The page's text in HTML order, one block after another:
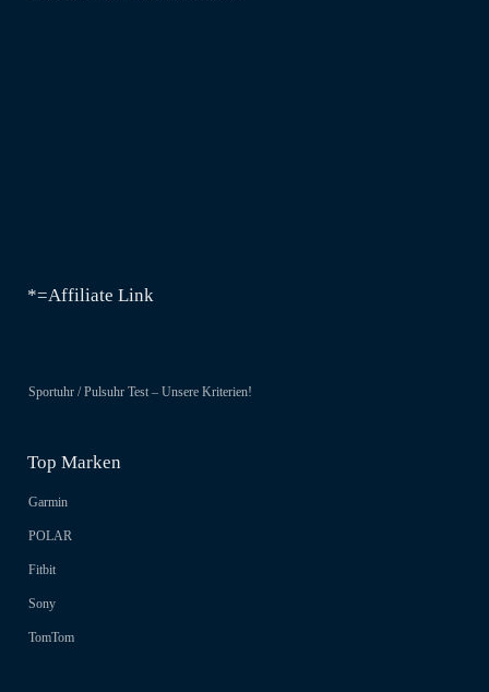
*=Affiliate Link
Sportuhr / Pulsuhr Test – Unsere Kriterien!
Top Marken
Garmin
POLAR
Fitbit
Sony
TomTom